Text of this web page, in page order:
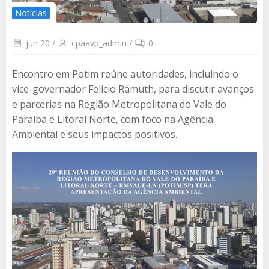
Notícias
jun 20 / cpaavp_admin / 0
Encontro em Potim reúne autoridades, incluindo o
vice-governador Felicio Ramuth, para discutir avanços
e parcerias na Região Metropolitana do Vale do
Paraíba e Litoral Norte, com foco na Agência
Ambiental e seus impactos positivos.